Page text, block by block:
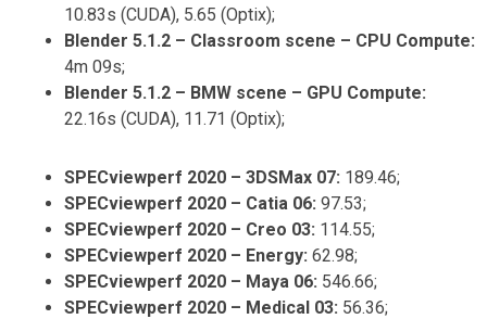
10.83s (CUDA), 5.65 (Optix);
Blender 5.1.2 – Classroom scene – CPU Compute:
4m 09s;
Blender 5.1.2 – BMW scene – GPU Compute:
22.16s (CUDA), 11.71 (Optix);
SPECviewperf 2020 – 3DSMax 07: 189.46;
SPECviewperf 2020 – Catia 06: 97.53;
SPECviewperf 2020 – Creo 03: 114.55;
SPECviewperf 2020 – Energy: 62.98;
SPECviewperf 2020 – Maya 06: 546.66;
SPECviewperf 2020 – Medical 03: 56.36;